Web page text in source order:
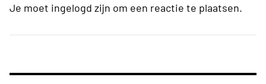
Je moet ingelogd zijn om een reactie te plaatsen.